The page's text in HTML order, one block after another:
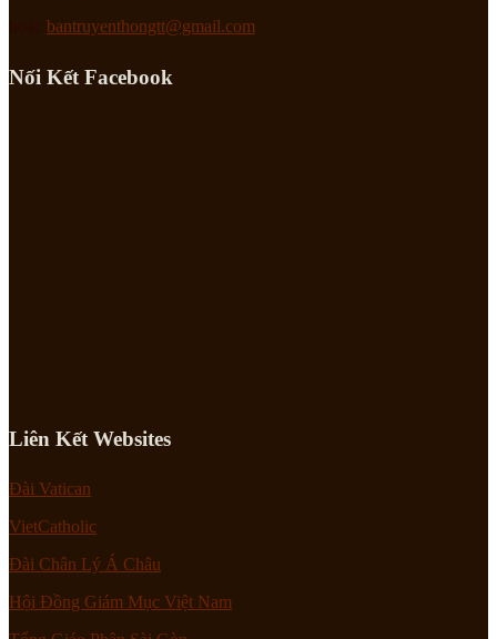
bantruyenthongtt@gmail.com
Nối Kết Facebook
Liên Kết Websites
Đài Vatican
VietCatholic
Đài Chân Lý Á Châu
Hội Đồng Giám Mục Việt Nam